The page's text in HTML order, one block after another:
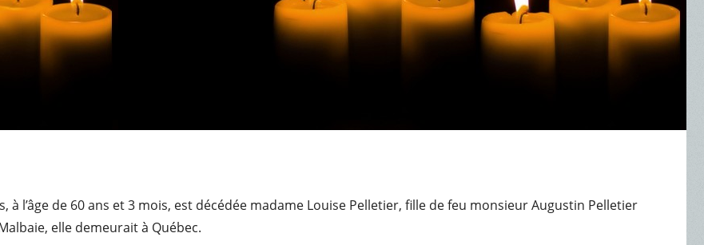
à l’âge de 60 ans et 3 mois, est décédée madame Louise Pelletier, fille de feu monsieur Augustin Pelletier
elle demeurait à Québec.